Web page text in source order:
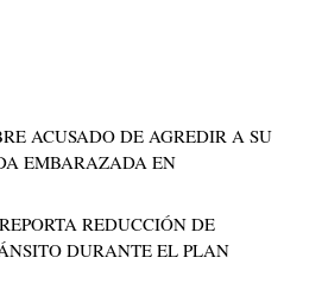
ACUSADO DE AGREDIR A SU
EMBARAZADA EN
REDUCCIÓN DE
DURANTE EL PLAN